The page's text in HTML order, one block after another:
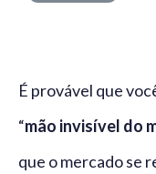
É provável que
“mão invisível do
que o mercado se